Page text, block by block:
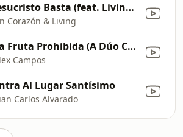
Jesucristo Basta (feat. Living) [Versión Acústica]
Corazón & Living
La Fruta Prohibida (A Dúo Con Dr. P.) [En Vivo]
Campos
Al Lugar Santísimo
Carlos Alvarado